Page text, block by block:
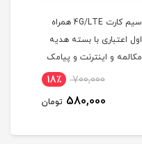
سیم کارت 4G/LTE همراه
اول اعتباری با بسته هدیه
مکالمه و اینترنت و پیامک
700,000 18٪
580,000 تومان